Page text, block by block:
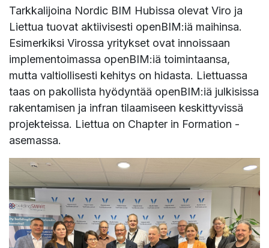
Tarkkalijoina Nordic BIM Hubissa olevat Viro ja
Liettua tuovat aktiivisesti openBIM:iä maihinsa.
Esimerkiksi Virossa yritykset ovat innoissaan
implementoimassa openBIM:iä toimintaansa,
mutta valtiollisesti kehitys on hidasta. Liettuassa
taas on pakollista hyödyntää openBIM:iä julkisissa
rakentamisen ja infran tilaamiseen keskittyvissä
projekteissa. Liettua on Chapter in Formation -
asemassa.